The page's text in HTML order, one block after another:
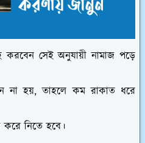
করবেন সেই অনুযায়ী নামাজ পড়ে
না হয়, তাহলে কম রাকাত ধরে
করে নিতে হবে।